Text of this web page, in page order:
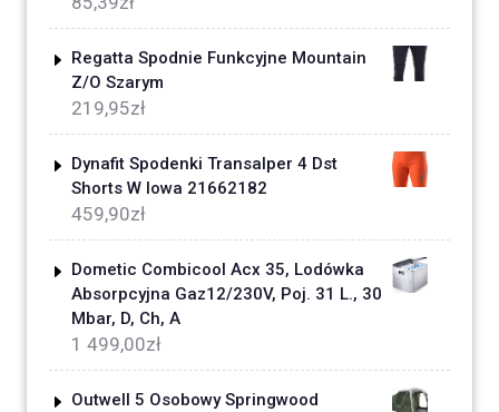
Regatta Spodnie Funkcyjne Mountain
Z/O Szarym
219,95zł
Dynafit Spodenki Transalper 4 Dst
Shorts W Iowa 21662182
459,90zł
Dometic Combicool Acx 35, Lodówka
Absorpcyjna Gaz12/230V, Poj. 31 L., 30
Mbar, D, Ch, A
1 499,00zł
Outwell 5 Osobowy Springwood